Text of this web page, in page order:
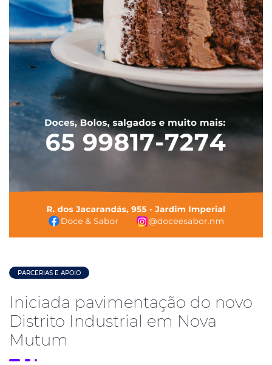
PARCERIAS E APOIO
Iniciada pavimentação do novo
Distrito Industrial em Nova
Mutum